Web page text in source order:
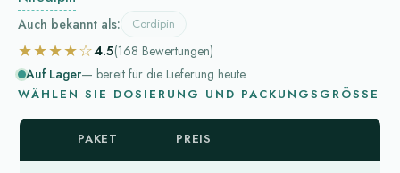
Auch bekannt als: Cordipin
★★★★☆4.5(168 Bewertungen)
Auf Lager— bereit für die Lieferung heute
WÄHLEN SIE DOSIERUNG UND PACKUNGSGRÖSSE
PAKET PREIS